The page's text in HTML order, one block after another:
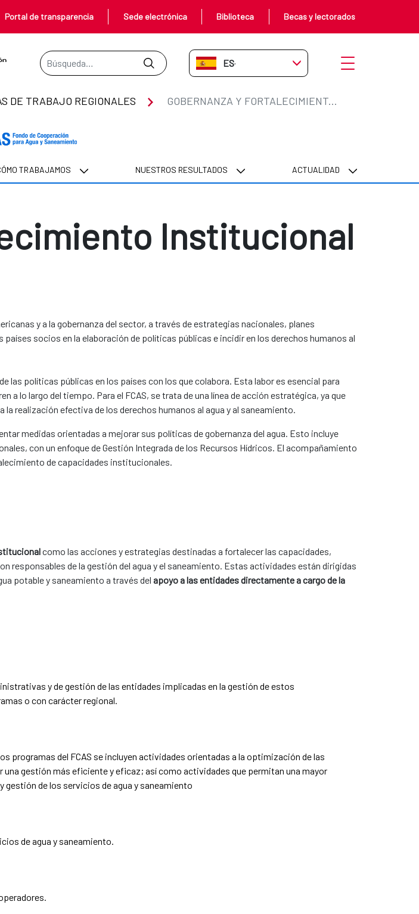
Portal de transparencia Sede electrónica Biblioteca Becas y lectorados
Barra de búsqueda
ES-ES Abrir menú
DE TRABAJO REGIONALES GOBERNANZA Y FORTALECIMIENTO INSTITUCIONAL
TRABAJAMOS NUESTROS RESULTADOS ACTUALIDAD
Institucional
y a la gobernanza del sector, a través de estrategias nacionales, planes
socios en la elaboración de políticas públicas e incidir en los derechos humanos al
las políticas públicas en los países con los que colabora. Esta labor es esencial para
a lo largo del tiempo. Para el FCAS, se trata de una línea de acción estratégica, ya que
realización efectiva de los derechos humanos al agua y al saneamiento.
medidas orientadas a mejorar sus políticas de gobernanza del agua. Esto incluye
con un enfoque de Gestión Integrada de los Recursos Hídricos. El acompañamiento
de capacidades institucionales.
como las acciones y estrategias destinadas a fortalecer las capacidades,
responsables de la gestión del agua y el saneamiento. Estas actividades están dirigidas
potable y saneamiento a través del apoyo a las entidades directamente a cargo de la
y de gestión de las entidades implicadas en la gestión de estos
o con carácter regional.
programas del FCAS se incluyen actividades orientadas a la optimización de las
gestión más eficiente y eficaz; así como actividades que permitan una mayor
de los servicios de agua y saneamiento
de agua y saneamiento.